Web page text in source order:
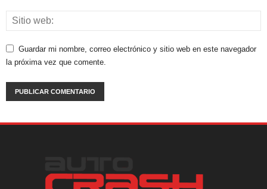
Guardar mi nombre, correo electrónico y sitio web en este navegador
la próxima vez que comente.